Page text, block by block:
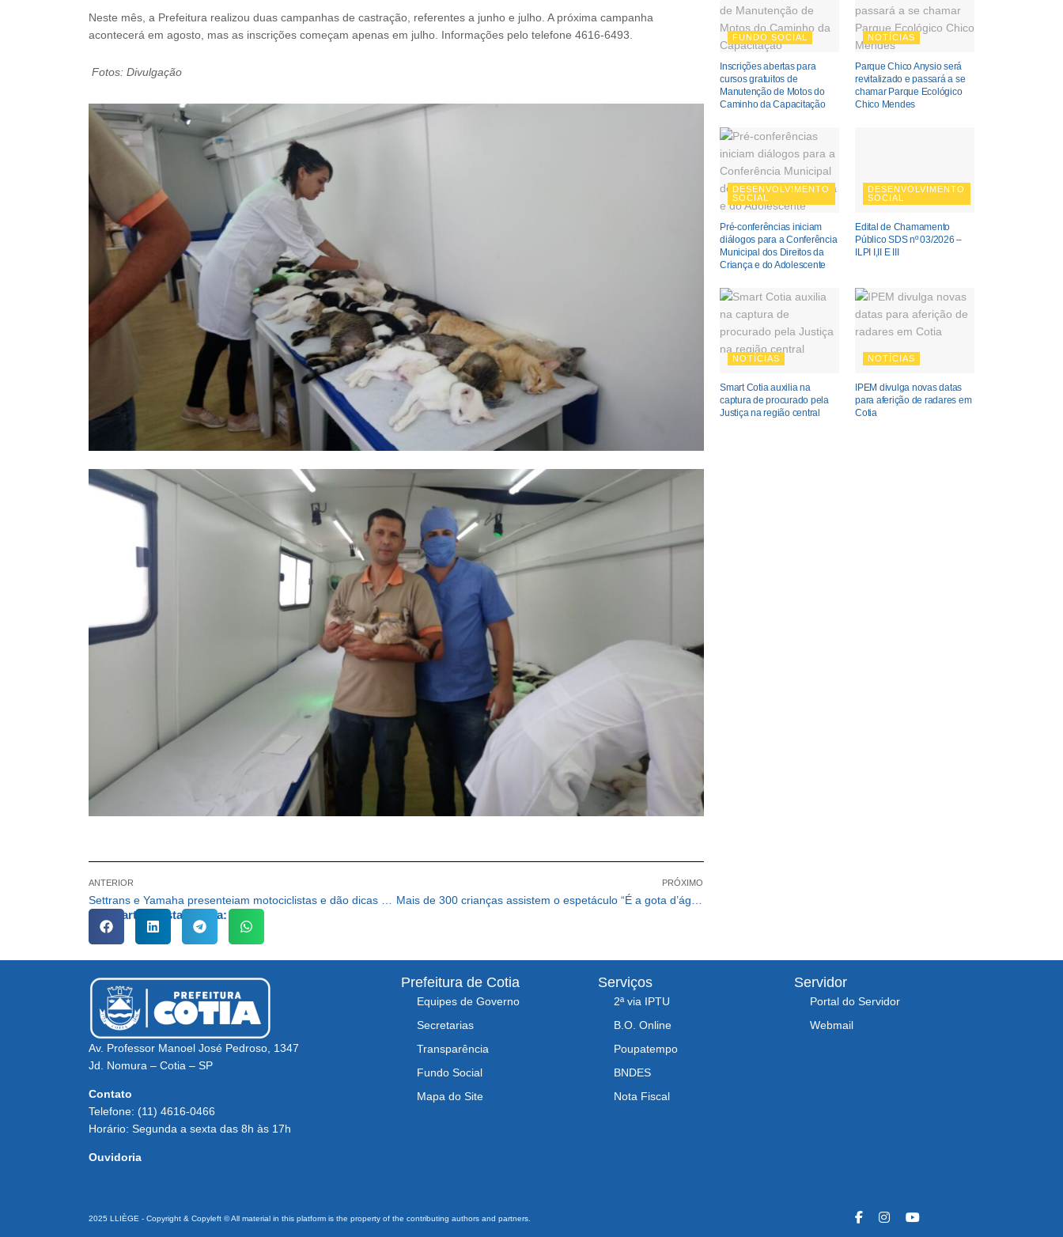
Neste mês, a Prefeitura realizou duas campanhas de castração, referentes a junho e julho. A próxima campanha
acontecerá em agosto, mas as inscrições começam apenas em julho. Informações pelo telefone 4616-6493.
Fotos: Divulgação
ANTERIOR PRÓXIMO
Compartilhe esta notícia:
FUNDO SOCIAL
Inscrições abertas para
cursos gratuitos de
Manutenção de Motos do
Caminho da Capacitação
NOTÍCIAS
Parque Chico Anysio será
revitalizado e passará a se
chamar Parque Ecológico
Chico Mendes
DESENVOLVIMENTO
SOCIAL
Pré-conferências iniciam
diálogos para a Conferência
Municipal dos Direitos da
Criança e do Adolescente
DESENVOLVIMENTO
SOCIAL
Edital de Chamamento
Público SDS nº 03/2026 –
ILPI I,II E III
NOTÍCIAS
Smart Cotia auxilia na
captura de procurado pela
Justiça na região central
NOTÍCIAS
IPEM divulga novas datas
para aferição de radares em
Cotia
Av. Professor Manoel José Pedroso, 1347
Jd. Nomura – Cotia – SP
Contato
Telefone: (11) 4616-0466
Horário: Segunda a sexta das 8h às 17h
Ouvidoria
Prefeitura de Cotia
Equipes de Governo
Secretarias
Transparência
Fundo Social
Mapa do Site
Serviços
2ª via IPTU
B.O. Online
Poupatempo
BNDES
Nota Fiscal
Servidor
Portal do Servidor
Webmail
2025 LLIÈGE - Copyright & Copyleft © All material in this platform is the property of the contributing authors and partners.